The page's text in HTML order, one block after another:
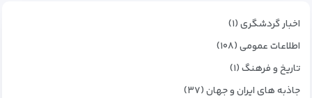
اخبار گردشگری (۱)
اطلاعات عمومی (۱۰۸)
تاریخ و فرهنگ (۱)
جاذبه های ایران و جهان (۳۷)